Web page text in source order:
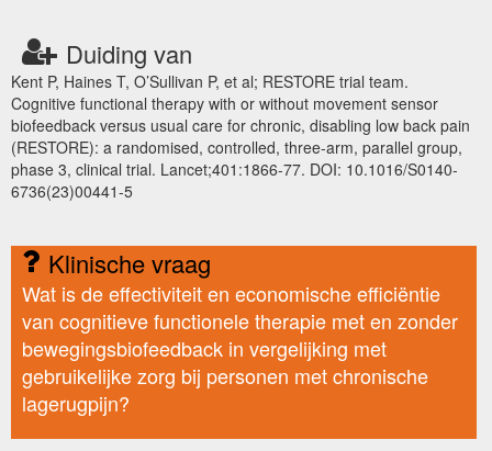
Duiding van
Kent P, Haines T, O’Sullivan P, et al; RESTORE trial team.
Cognitive functional therapy with or without movement sensor
biofeedback versus usual care for chronic, disabling low back pain
(RESTORE): a randomised, controlled, three-arm, parallel group,
phase 3, clinical trial. Lancet;401:1866-77. DOI: 10.1016/S0140-
6736(23)00441-5
Klinische vraag
Wat is de effectiviteit en economische efficiëntie
van cognitieve functionele therapie met en zonder
bewegingsbiofeedback in vergelijking met
gebruikelijke zorg bij personen met chronische
lagerugpijn?